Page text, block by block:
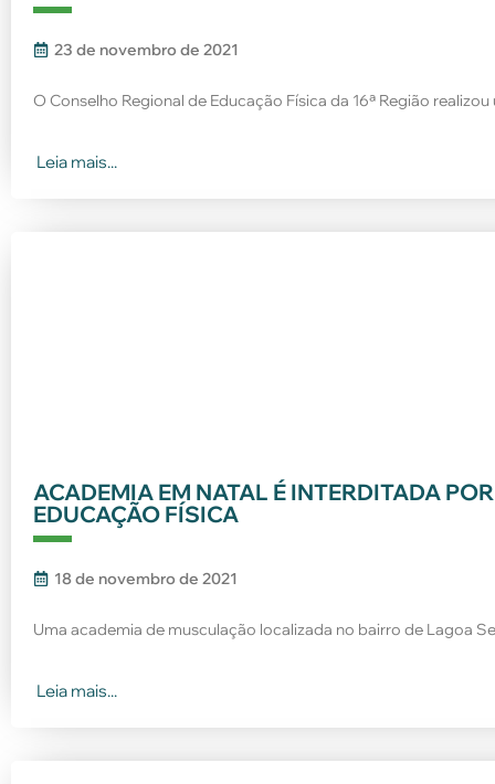
23 de novembro de 2021
O Conselho Regional de Educação Física da 16ª Região
Leia mais...
ACADEMIA EM NATAL É INTERDITADA
EDUCAÇÃO FÍSICA
18 de novembro de 2021
Uma academia de musculação localizada no bairro de Lagoa
Leia mais...